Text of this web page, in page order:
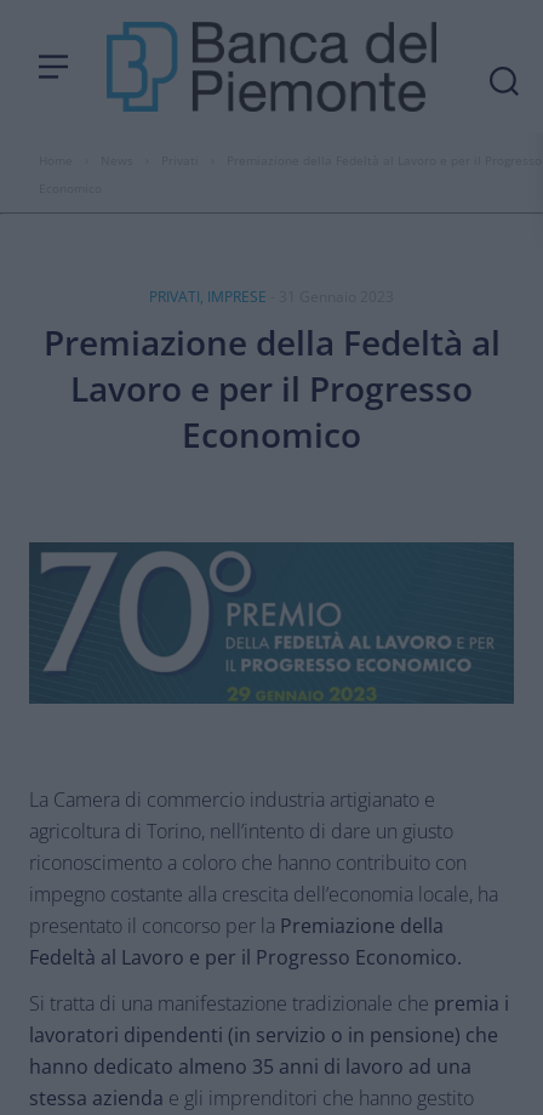
PRIVATI, IMPRESE
Premiazione della Fedeltà al
Lavoro e per il Progresso
Economico
La Camera di commercio industria artigianato e
agricoltura di Torino, nell’intento di dare un giusto
riconoscimento a coloro che hanno contribuito con
impegno costante alla crescita dell’economia locale, ha
presentato il concorso per la Premiazione della
Fedeltà al Lavoro e per il Progresso Economico.
Si tratta di una manifestazione tradizionale che premia i
lavoratori dipendenti (in servizio o in pensione) che
hanno dedicato almeno 35 anni di lavoro ad una
stessa azienda e gli imprenditori che hanno gestito